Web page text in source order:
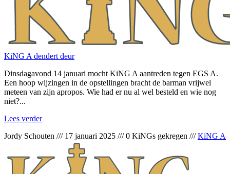
KiNG A dendert deur
Dinsdagavond 14 januari mocht KiNG A aantreden tegen EGS A.
Een hoop wijzingen in de opstellingen bracht de barman vrijwel
meteen van zijn apropos. Wie had er nu al wel besteld en wie nog
niet?...
Lees verder
Jordy Schouten /// 17 januari 2025 ///0 KiNGs gekregen ///KiNG A